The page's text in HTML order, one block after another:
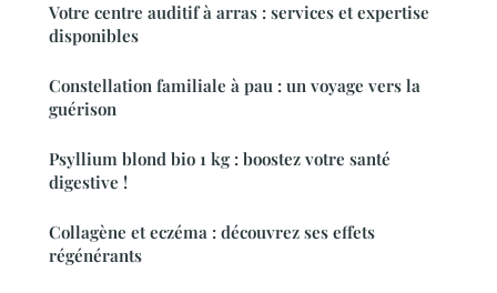
Votre centre auditif à arras : services et expertise
disponibles
Constellation familiale à pau : un voyage vers la
guérison
Psyllium blond bio 1 kg : boostez votre santé
digestive !
Collagène et eczéma : découvrez ses effets
régénérants